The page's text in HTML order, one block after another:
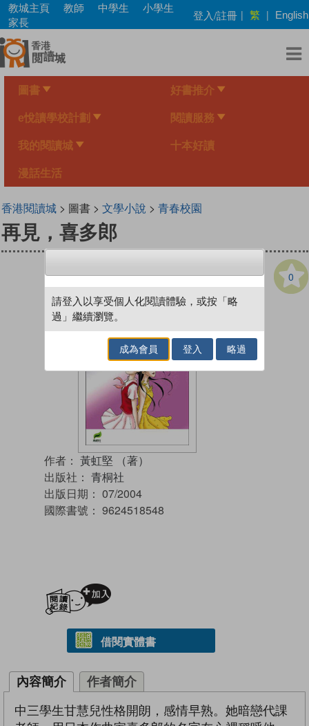
Skip
main
content
教城主頁 教師 中學生
小學生
家長
登入/註冊 | 繁 | English
圖書 好書推介
e悅讀學校計劃 閱讀服務
我的閱讀城 十本好讀
漫話生活
香港閱讀城> 圖書 > 文學小說 > 青春校園
再見，喜多郎
0
作者： 黃虹堅 （著）
出版社： 青桐社
出版日期： 07/2004
國際書號： 9624518548
借閱實體書
內容簡介 作者簡介
中三學生甘慧兒性格開朗，感情早熟。她暗戀代課
請登入以享受個人化閱讀體驗，或按「略
過」繼續瀏覽。
成為會員 登入 略過